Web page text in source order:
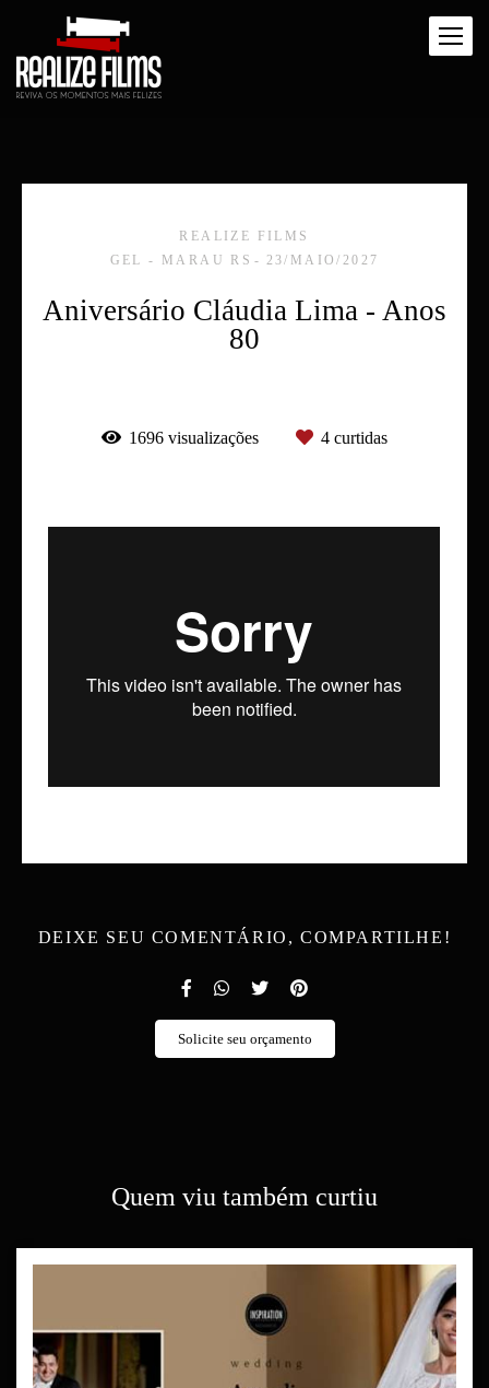
REALIZE FILMS
GEL - MARAU RS
23/MAIO/2027
Aniversário Cláudia Lima - Anos
80
1696 visualizações 4 curtidas
DEIXE SEU COMENTÁRIO, COMPARTILHE!
Solicite seu orçamento
Quem viu também curtiu